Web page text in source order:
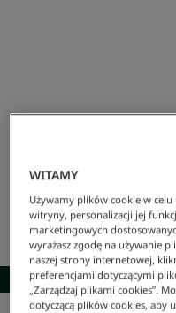
WITAMY
Używamy plików cookie w
witryny, personalizacji jej
marketingowych
wyrażasz zgodę na używanie
naszej strony internetowej,
preferencjami dotyczącymi
„Zarządzaj plikami cookies”.
dotyczącą plików cookies, aby